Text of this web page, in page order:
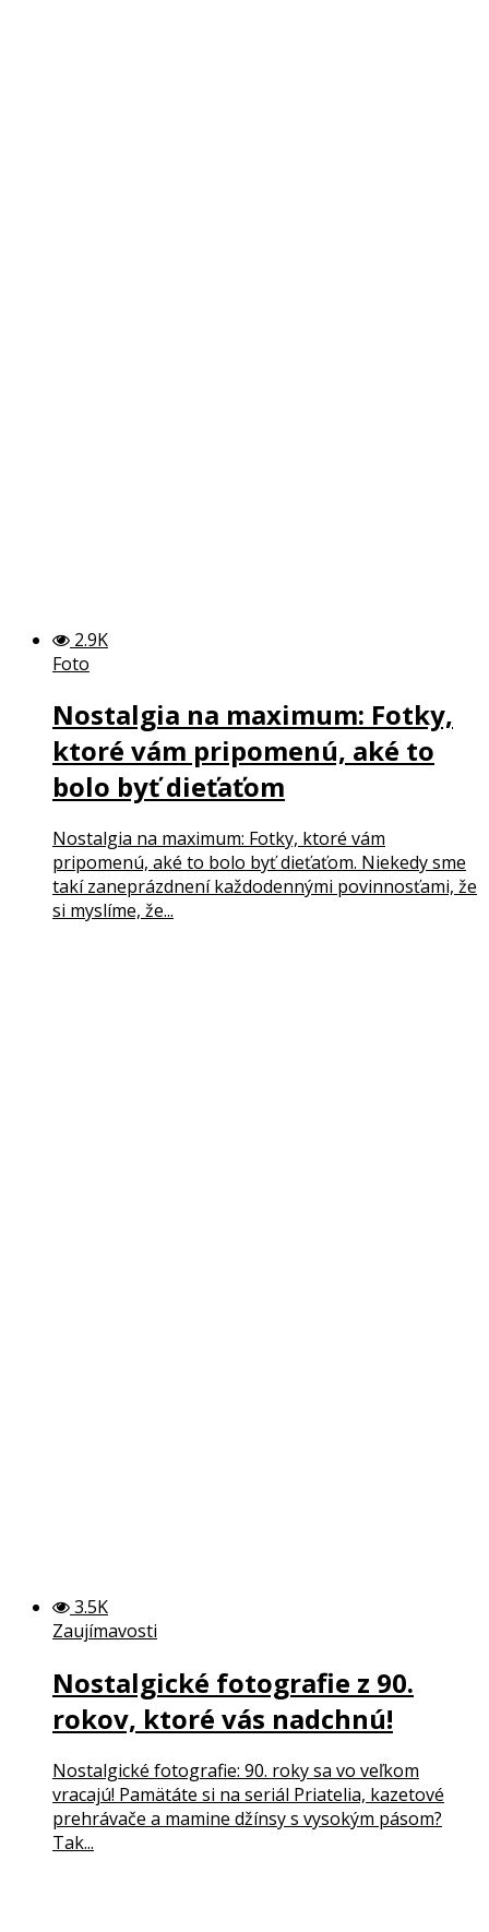
2.9K
Foto
Nostalgia na maximum: Fotky,
ktoré vám pripomenú, aké to
bolo byť dieťaťom
Nostalgia na maximum: Fotky, ktoré vám
pripomenú, aké to bolo byť dieťaťom. Niekedy sme
takí zaneprázdnení každodennými povinnosťami, že
si myslíme, že...
3.5K
Zaujímavosti
Nostalgické fotografie z 90.
rokov, ktoré vás nadchnú!
Nostalgické fotografie: 90. roky sa vo veľkom
vracajú! Pamätáte si na seriál Priatelia, kazetové
prehrávače a mamine džínsy s vysokým pásom?
Tak...